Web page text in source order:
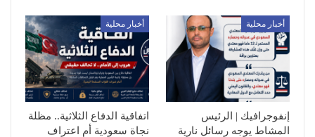
أخبار محلية
إنفوجرافيك | الرئيس
المشاط يوجه رسائل نارية
أخبار محلية
اتفاقية الدفاع الثلاثية.. مظلة
نجاة سعودية أم اعتراف